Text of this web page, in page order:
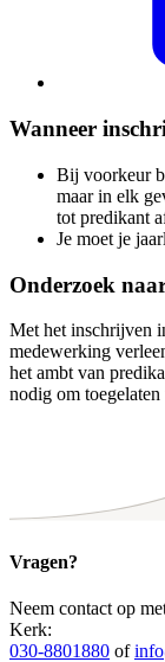
Wanneer
Bij voorkeur
maar in elk
tot predikant
Je moet je
Onderzoek
Met het inschrijven
medewerking
het ambt van
nodig om
Vragen?
Neem contact op
Kerk:
030-8801880 of